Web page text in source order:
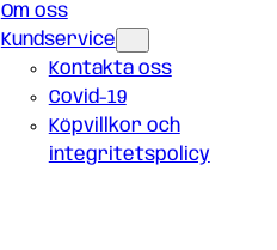
Om oss
Kundservice
Kontakta oss
Covid-19
Köpvillkor och
integritetspolicy